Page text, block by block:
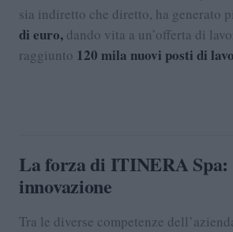
sia indiretto che diretto, ha generato
di euro, dando vita a un’offerta di
raggiunto 120 mila nuovi posti di
La forza di ITINERA Spa:
innovazione
Tra le diverse competenze